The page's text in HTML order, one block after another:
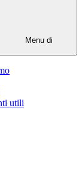
Menu di
utili